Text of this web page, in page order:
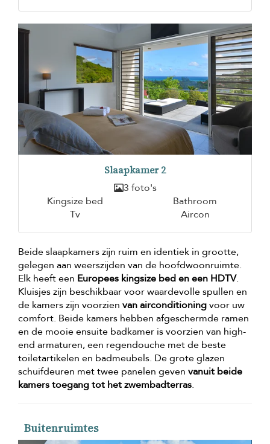
Slaapkamer 2
3 foto's
Kingsize bed
Bathroom
Tv
Aircon
Beide slaapkamers zijn ruim en identiek in grootte,
gelegen aan weerszijden van de hoofdwoonruimte.
Elk heeft een Europees kingsize bed en een HDTV.
Kluisjes zijn beschikbaar voor waardevolle spullen en
de kamers zijn voorzien van airconditioningvoor uw
comfort. Beide kamers hebben afgeschermde ramen
en de mooie ensuite badkamer is voorzien van high-
end armaturen, een regendouche met de beste
toiletartikelen en badmeubels. De grote glazen
schuifdeuren met twee panelen geven vanuit beide
kamers toegang tot het zwembadterras.
Buitenruimtes